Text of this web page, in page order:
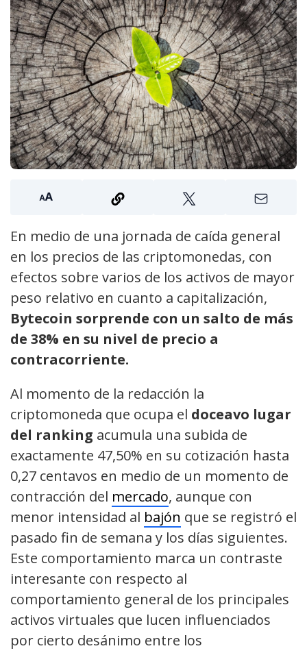
En medio de una jornada de caída general
en los precios de las criptomonedas, con
efectos sobre varios de los activos de mayor
peso relativo en cuanto a capitalización,
Bytecoin sorprende con un salto de más
de 38% en su nivel de precio a
contracorriente.
Al momento de la redacción la
criptomoneda que ocupa el doceavo lugar
del ranking acumula una subida de
exactamente 47,50% en su cotización hasta
0,27 centavos en medio de un momento de
contracción del mercado, aunque con
menor intensidad al bajón que se registró el
pasado fin de semana y los días siguientes.
Este comportamiento marca un contraste
interesante con respecto al
comportamiento general de los principales
activos virtuales que lucen influenciados
por cierto desánimo entre los